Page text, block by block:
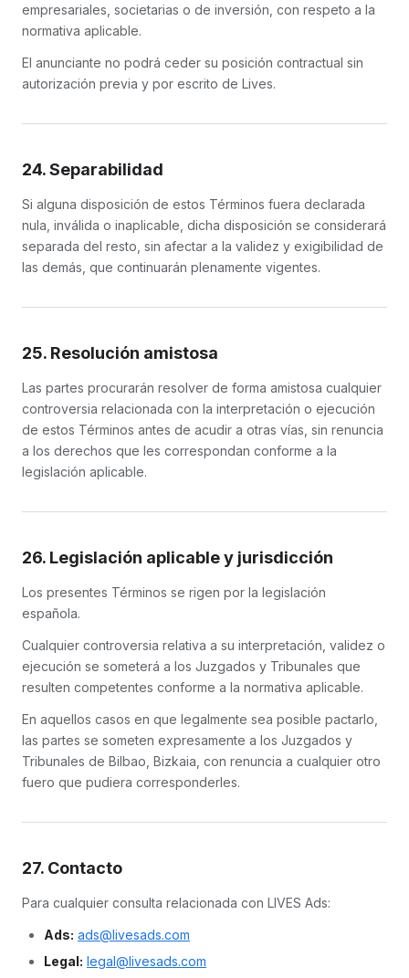
empresariales, societarias o de inversión, con respeto a la
normativa aplicable.
El anunciante no podrá ceder su posición contractual sin
autorización previa y por escrito de Lives.
24. Separabilidad
Si alguna disposición de estos Términos fuera declarada
nula, inválida o inaplicable, dicha disposición se considerará
separada del resto, sin afectar a la validez y exigibilidad de
las demás, que continuarán plenamente vigentes.
25. Resolución amistosa
Las partes procurarán resolver de forma amistosa cualquier
controversia relacionada con la interpretación o ejecución
de estos Términos antes de acudir a otras vías, sin renuncia
a los derechos que les correspondan conforme a la
legislación aplicable.
26. Legislación aplicable y jurisdicción
Los presentes Términos se rigen por la legislación
española.
Cualquier controversia relativa a su interpretación, validez o
ejecución se someterá a los Juzgados y Tribunales que
resulten competentes conforme a la normativa aplicable.
En aquellos casos en que legalmente sea posible pactarlo,
las partes se someten expresamente a los Juzgados y
Tribunales de Bilbao, Bizkaia, con renuncia a cualquier otro
fuero que pudiera corresponderles.
27. Contacto
Para cualquier consulta relacionada con LIVES Ads:
Ads: ads@livesads.com
Legal: legal@livesads.com